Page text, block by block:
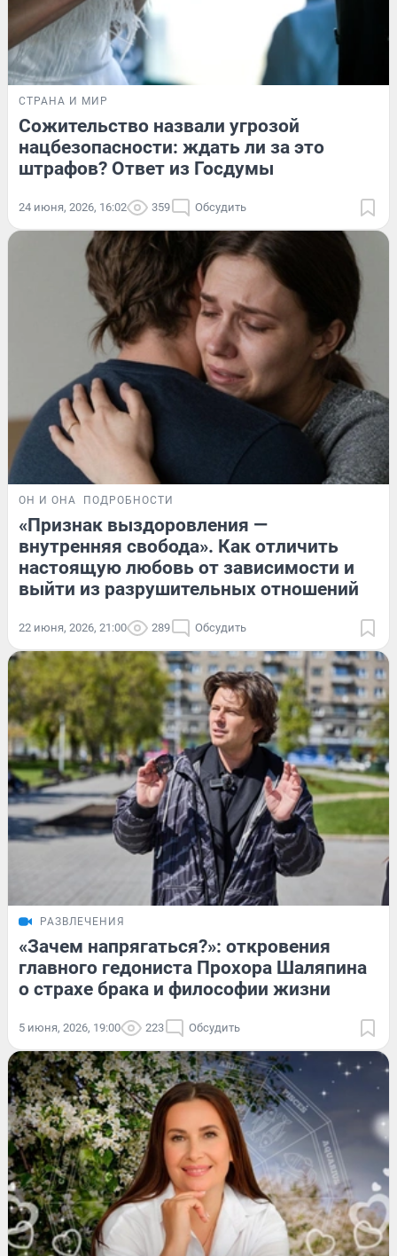
СТРАНА И МИР
Сожительство назвали угрозой
нацбезопасности: ждать ли за это
штрафов? Ответ из Госдумы
24 июня, 2026, 16:02 359 Обсудить
ОН И ОНА ПОДРОБНОСТИ
«Признак выздоровления —
внутренняя свобода». Как отличить
настоящую любовь от зависимости и
выйти из разрушительных отношений
22 июня, 2026, 21:00 289 Обсудить
РАЗВЛЕЧЕНИЯ
«Зачем напрягаться?»: откровения
главного гедониста Прохора Шаляпина
о страхе брака и философии жизни
5 июня, 2026, 19:00 223 Обсудить